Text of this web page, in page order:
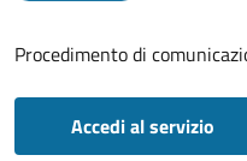
Procedimento di
Accedi al servizio